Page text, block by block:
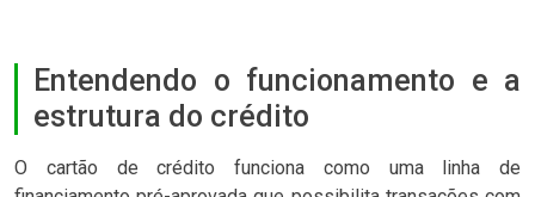
Entendendo o funcionamento e a
estrutura do crédito
O cartão de crédito funciona como uma linha de